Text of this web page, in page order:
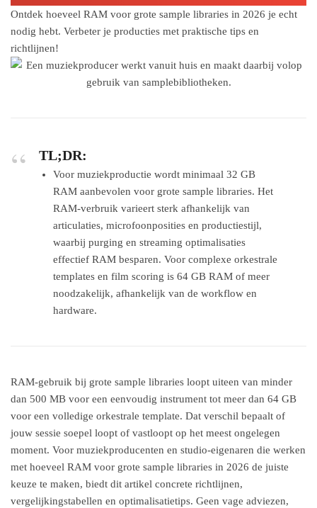
Ontdek hoeveel RAM voor grote sample libraries in 2026 je echt
nodig hebt. Verbeter je producties met praktische tips en
richtlijnen!
TL;DR:
Voor muziekproductie wordt minimaal 32 GB
RAM aanbevolen voor grote sample libraries. Het
RAM-verbruik varieert sterk afhankelijk van
articulaties, microfoonposities en productiestijl,
waarbij purging en streaming optimalisaties
effectief RAM besparen. Voor complexe orkestrale
templates en film scoring is 64 GB RAM of meer
noodzakelijk, afhankelijk van de workflow en
hardware.
RAM-gebruik bij grote sample libraries loopt uiteen van minder
dan 500 MB voor een eenvoudig instrument tot meer dan 64 GB
voor een volledige orkestrale template. Dat verschil bepaalt of
jouw sessie soepel loopt of vastloopt op het meest ongelegen
moment. Voor muziekproducenten en studio-eigenaren die werken
met hoeveel RAM voor grote sample libraries in 2026 de juiste
keuze te maken, biedt dit artikel concrete richtlijnen,
vergelijkingstabellen en optimalisatietips. Geen vage adviezen,